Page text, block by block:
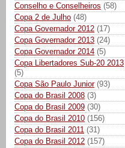
Conselho e Conselheiros (58)
Copa 2 de Julho (48)
Copa Governador 2012 (17)
Copa Governador 2013 (24)
Copa Governador 2014 (5)
Copa Libertadores Sub-20 2013
(5)
Copa São Paulo Junior (93)
Copa do Brasil 2008 (3)
Copa do Brasil 2009 (30)
Copa do Brasil 2010 (156)
Copa do Brasil 2011 (31)
Copa do Brasil 2012 (157)